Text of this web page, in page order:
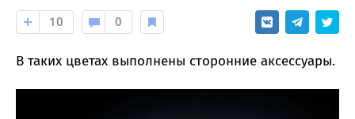
10 0
В таких цветах выполнены сторонние аксессуары.